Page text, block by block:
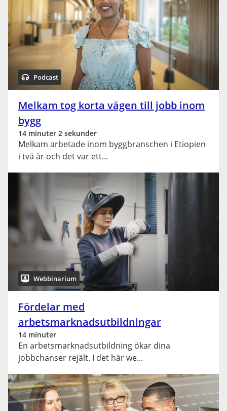
Podcast
Melkam tog korta vägen till jobb inom
bygg
14 minuter 2 sekunder
Melkam arbetade inom byggbranschen i Etiopien
i två år och det var ett
Webbinarium
Fördelar med
arbetsmarknadsutbildningar
14 minuter
En arbetsmarknadsutbildning ökar dina
jobbchanser rejält. I det här we